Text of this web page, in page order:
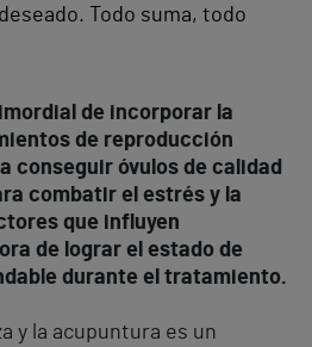
Todo suma, todo
de incorporar la
de reproducción
conseguir óvulos de calidad
combatir el estrés y la
que influyen
de lograr el estado de
durante el tratamiento.
y la acupuntura es un